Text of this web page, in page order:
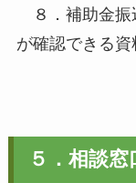
８．補助金振
が確認できる資
５．相談